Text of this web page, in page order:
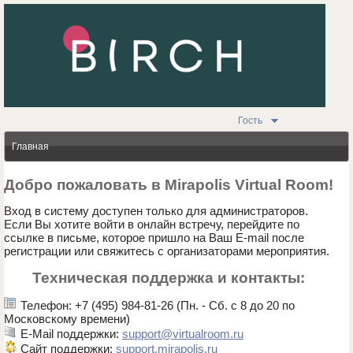
Гость
Главная
Добро пожаловать в Mirapolis Virtual Room!
Вход в систему доступен только для администраторов.
Если Вы хотите войти в онлайн встречу, перейдите по
ссылке в письме, которое пришло на Ваш E-mail после
регистрации или свяжитесь с организаторами мероприятия.
Техническая поддержка и контакты:
Телефон: +7 (495) 984-81-26 (Пн. - Сб. с 8 до 20 по
Московскому времени)
E-Mail поддержки: support@virtualroom.ru
Сайт поддержки: support.mirapolis.ru